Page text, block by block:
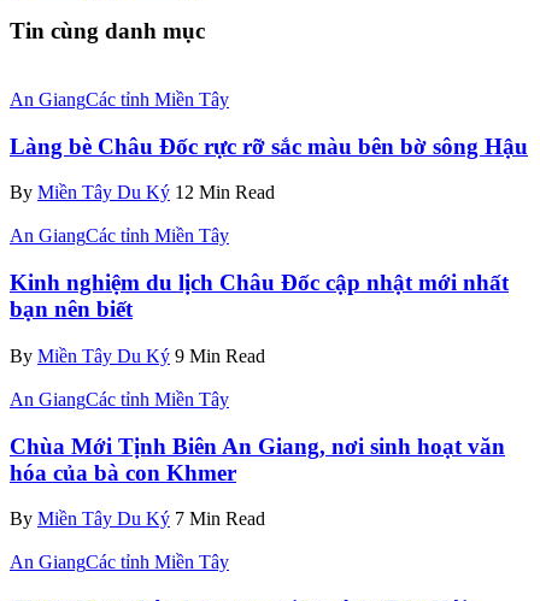
Tin cùng danh mục
An GiangCác tỉnh Miền Tây
Làng bè Châu Đốc rực rỡ sắc màu bên bờ sông Hậu
By Miền Tây Du Ký 12 Min Read
An GiangCác tỉnh Miền Tây
Kinh nghiệm du lịch Châu Đốc cập nhật mới nhất
bạn nên biết
By Miền Tây Du Ký 9 Min Read
An GiangCác tỉnh Miền Tây
Chùa Mới Tịnh Biên An Giang, nơi sinh hoạt văn
hóa của bà con Khmer
By Miền Tây Du Ký 7 Min Read
An GiangCác tỉnh Miền Tây